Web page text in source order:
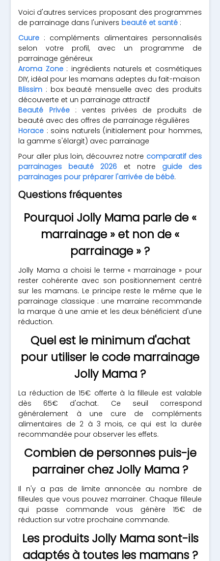
Voici d'autres services proposant des programmes
de parrainage dans l'univers beauté et santé :
Cuure : compléments alimentaires personnalisés
selon votre profil, avec un programme de
parrainage généreux
Aroma Zone: ingrédients naturels et cosmétiques
DIY, idéal pour les mamans adeptes du fait-maison
Blissim : box beauté mensuelle avec des produits
découverte et un parrainage attractif
Beauté Privée: ventes privées de produits de
beauté avec des offres de parrainage régulières
Horace : soins naturels (initialement pour hommes,
la gamme s'élargit) avec parrainage
Pour aller plus loin, découvrez notre comparatif des
parrainages beauté 2026 et notre guide des
parrainages pour préparer l'arrivée de bébé.
Questions fréquentes
Pourquoi Jolly Mama parle de «
marrainage » et non de «
parrainage » ?
Jolly Mama a choisi le terme « marrainage » pour
rester cohérente avec son positionnement centré
sur les mamans. Le principe reste le même que le
parrainage classique : une marraine recommande
la marque à une amie et les deux bénéficient d'une
réduction.
Quel est le minimum d'achat
pour utiliser le code marrainage
Jolly Mama ?
La réduction de 15€ offerte à la filleule est valable
dès 65€ d'achat. Ce seuil correspond
généralement à une cure de compléments
alimentaires de 2 à 3 mois, ce qui est la durée
recommandée pour observer les effets.
Combien de personnes puis-je
parrainer chez Jolly Mama ?
Il n'y a pas de limite annoncée au nombre de
filleules que vous pouvez marrainer. Chaque filleule
qui passe commande vous génère 15€ de
réduction sur votre prochaine commande.
Les produits Jolly Mama sont-ils
adaptés à toutes les mamans ?